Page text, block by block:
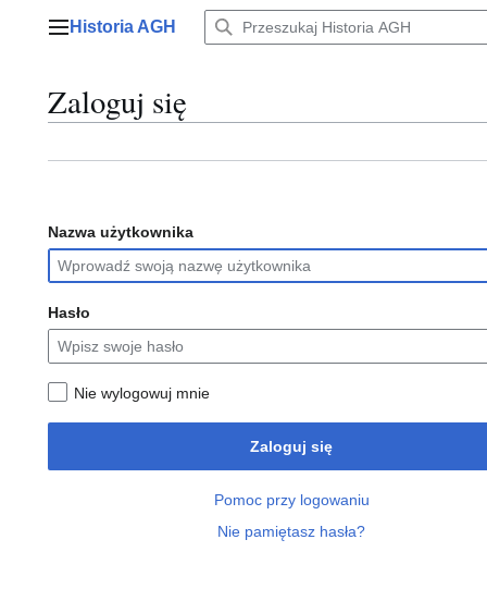
Menu główne
Historia AGH
Zaloguj się
Nazwa użytkownika
Hasło
Nie wylogowuj mnie
Zaloguj się
Pomoc przy logowaniu
Nie pamiętasz hasła?